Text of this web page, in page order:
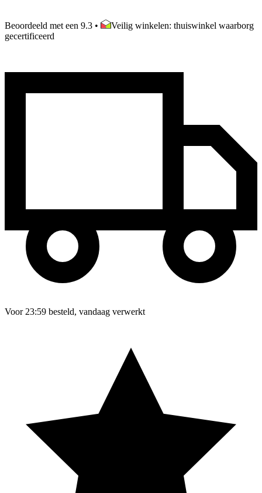
Beoordeeld met een 9.3 •
Veilig winkelen: thuiswinkel waarborg
gecertificeerd
Voor 23:59 besteld, vandaag verwerkt